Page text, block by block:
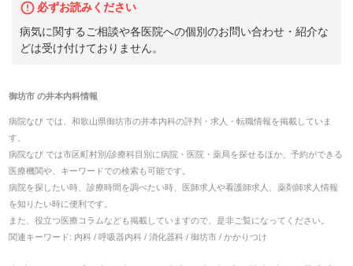
必ずお読みください
病気に関するご相談や各医院への個別のお問い合わせ・紹介な
どは受け付けておりません。
御坊市の井本内科情報
病院なび では、 和歌山県御坊市の井本内科の評判・求人・転職情報を掲載していま
す。
病院なび では市区町村別/診療科目別に病院・医院・薬局を探せるほか、予約ができる
医療機関や、キーワードでの検索も可能です。
病院を探したい時、診療時間を調べたい時、医師求人や看護師求人、薬剤師求人情報
を知りたい時に便利です。
また、役立つ医療コラムなども掲載していますので、是非ご覧になってください。
関連キーワード: 内科 / 呼吸器内科 / 消化器科 / 御坊市 / かかりつけ